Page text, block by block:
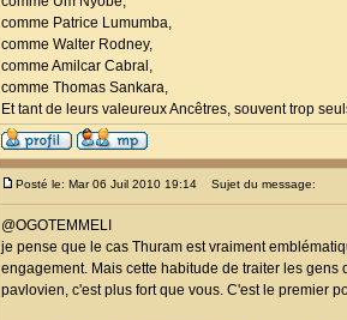
comme Patrice Lumumba,
comme Walter Rodney,
comme Amilcar Cabral,
comme Thomas Sankara,
Et tant de leurs valeureux Ancêtres, souvent trop
Posté le: Mar 06 Juil 2010 19:14 Sujet du message:
@OGOTEMMELI
je pense que le cas Thuram est vraiment
engagement. Mais cette habitude de traiter les
pavlovien, c'est plus fort que vous. C'est le premier